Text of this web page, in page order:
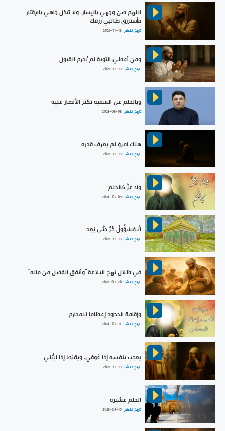
اللهم صن وجهي باليسار، ولا تبذل جاهي بالإقتار
فأسترزق طالبي رزقك
تاريخ النشر :2025-11-13
ومن أعطي التوبة لم يُحرم القبول
تاريخ النشر :2025-11-13
وبالحلم عن السفيه تكثر الأنصار عليه
تاريخ النشر :2023-08-08
هلك امرؤ لم يعرف قدره
تاريخ النشر :2025-11-13
ولا عِزَّ كالحلم
تاريخ النشر :2024-02-09
الْـمَسْؤُولُ حُرٌّ حَتَّى يَعِدَ
تاريخ النشر :2023-11-13
في ظلال نهج البلاغة ”وأنفق الفضل من ماله“
تاريخ النشر :2026-03-20
وإقامة الحدود إعظاما للمحارم
تاريخ النشر : 2024-03-11
يعجب بنفسه إذا عُوفي، ويقنط إذا ابتُلي
تاريخ النشر :2025-11-13
الحلم عشيرة
تاريخ النشر :2023-09-15